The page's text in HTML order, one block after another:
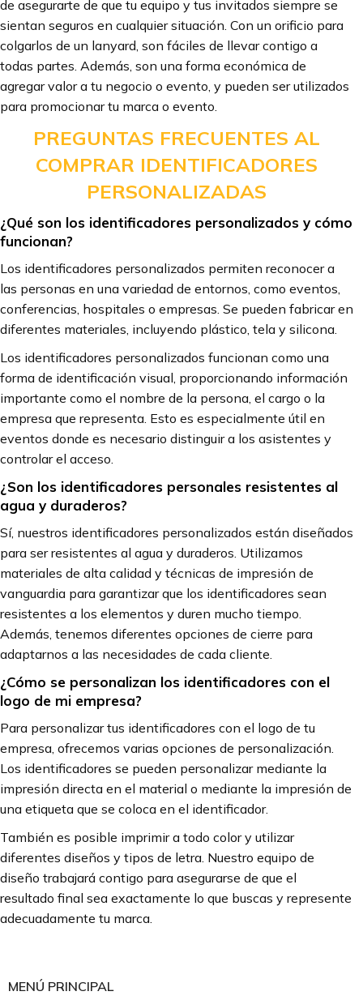
de asegurarte de que tu equipo y tus invitados siempre se
sientan seguros en cualquier situación. Con un orificio para
colgarlos de un lanyard, son fáciles de llevar contigo a
todas partes. Además, son una forma económica de
agregar valor a tu negocio o evento, y pueden ser utilizados
para promocionar tu marca o evento.
PREGUNTAS FRECUENTES AL
COMPRAR IDENTIFICADORES
PERSONALIZADAS
¿Qué son los identificadores personalizados y cómo
funcionan?
Los identificadores personalizados permiten reconocer a
las personas en una variedad de entornos, como eventos,
conferencias, hospitales o empresas. Se pueden fabricar en
diferentes materiales, incluyendo plástico, tela y silicona.
Los identificadores personalizados funcionan como una
forma de identificación visual, proporcionando información
importante como el nombre de la persona, el cargo o la
empresa que representa. Esto es especialmente útil en
eventos donde es necesario distinguir a los asistentes y
controlar el acceso.
¿Son los identificadores personales resistentes al
agua y duraderos?
Sí, nuestros identificadores personalizados están diseñados
para ser resistentes al agua y duraderos. Utilizamos
materiales de alta calidad y técnicas de impresión de
vanguardia para garantizar que los identificadores sean
resistentes a los elementos y duren mucho tiempo.
Además, tenemos diferentes opciones de cierre para
adaptarnos a las necesidades de cada cliente.
¿Cómo se personalizan los identificadores con el
logo de mi empresa?
Para personalizar tus identificadores con el logo de tu
empresa, ofrecemos varias opciones de personalización.
Los identificadores se pueden personalizar mediante la
impresión directa en el material o mediante la impresión de
una etiqueta que se coloca en el identificador.
También es posible imprimir a todo color y utilizar
diferentes diseños y tipos de letra. Nuestro equipo de
diseño trabajará contigo para asegurarse de que el
resultado final sea exactamente lo que buscas y represente
adecuadamente tu marca.
MENÚ PRINCIPAL